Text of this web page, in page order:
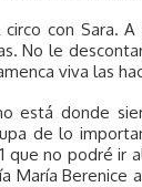
con Sara.
No le
viva las
está donde
de lo
no podré ir
Berenice